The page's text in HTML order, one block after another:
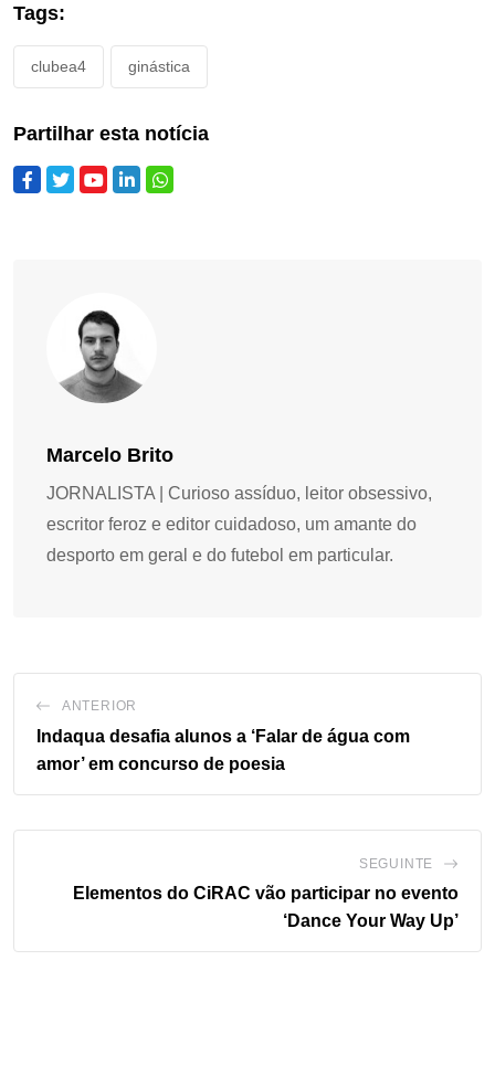
Tags:
clubea4 ginástica
Partilhar esta notícia
Marcelo Brito
JORNALISTA | Curioso assíduo, leitor obsessivo,
escritor feroz e editor cuidadoso, um amante do
desporto em geral e do futebol em particular.
ANTERIOR
Indaqua desafia alunos a ‘Falar de água com
amor’ em concurso de poesia
SEGUINTE
Elementos do CiRAC vão participar no evento
‘Dance Your Way Up’